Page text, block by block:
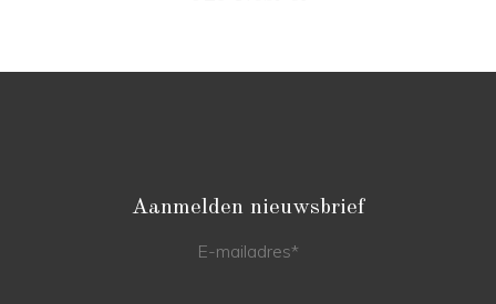
Aanmelden nieuwsbrief
E-mailadres*